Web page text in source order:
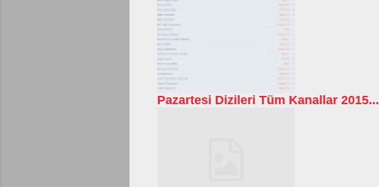
Pazartesi Dizileri Tüm Kanallar 2015...